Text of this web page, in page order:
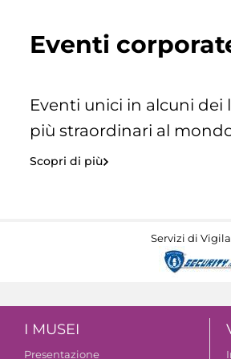
Eventi
Eventi unici in alcuni dei
più straordinari al
Scopri di più
Servizi di
I MUSEI
Presentazione